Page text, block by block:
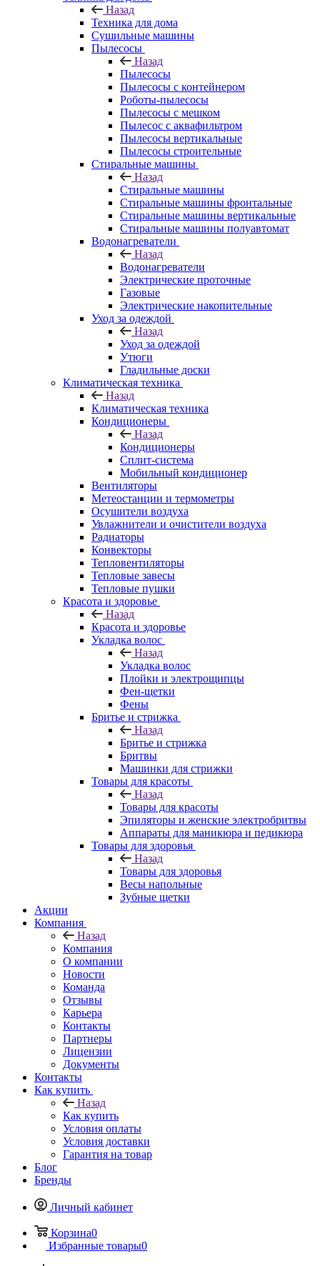
Назад
Техника для дома
Сушильные машины
Пылесосы
Назад
Пылесосы
Пылесосы с контейнером
Роботы-пылесосы
Пылесосы с мешком
Пылесос с аквафильтром
Пылесосы вертикальные
Пылесосы строительные
Стиральные машины
Назад
Стиральные машины
Стиральные машины фронтальные
Стиральные машины вертикальные
Стиральные машины полуавтомат
Водонагреватели
Назад
Водонагреватели
Электрические проточные
Газовые
Электрические накопительные
Уход за одеждой
Назад
Уход за одеждой
Утюги
Гладильные доски
Климатическая техника
Назад
Климатическая техника
Кондиционеры
Назад
Кондиционеры
Сплит-система
Мобильный кондиционер
Вентиляторы
Метеостанции и термометры
Осушители воздуха
Увлажнители и очистители воздуха
Радиаторы
Конвекторы
Тепловентиляторы
Тепловые завесы
Тепловые пушки
Красота и здоровье
Назад
Красота и здоровье
Укладка волос
Назад
Укладка волос
Плойки и электрощипцы
Фен-щетки
Фены
Бритье и стрижка
Назад
Бритье и стрижка
Бритвы
Машинки для стрижки
Товары для красоты
Назад
Товары для красоты
Эпиляторы и женские электробритвы
Аппараты для маникюра и педикюра
Товары для здоровья
Назад
Товары для здоровья
Весы напольные
Зубные щетки
Акции
Компания
Назад
Компания
О компании
Новости
Команда
Отзывы
Карьера
Контакты
Партнеры
Лицензии
Документы
Контакты
Как купить
Назад
Как купить
Условия оплаты
Условия доставки
Гарантия на товар
Блог
Бренды
Личный кабинет
Корзина0
Избранные товары0